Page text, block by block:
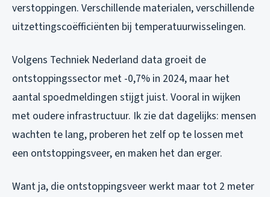
verstoppingen. Verschillende materialen, verschillende
uitzettingscoëfficiënten bij temperatuurwisselingen.
Volgens Techniek Nederland data groeit de
ontstoppingssector met -0,7% in 2024, maar het
aantal spoedmeldingen stijgt juist. Vooral in wijken
met oudere infrastructuur. Ik zie dat dagelijks: mensen
wachten te lang, proberen het zelf op te lossen met
een ontstoppingsveer, en maken het dan erger.
Want ja, die ontstoppingsveer werkt maar tot 2 meter